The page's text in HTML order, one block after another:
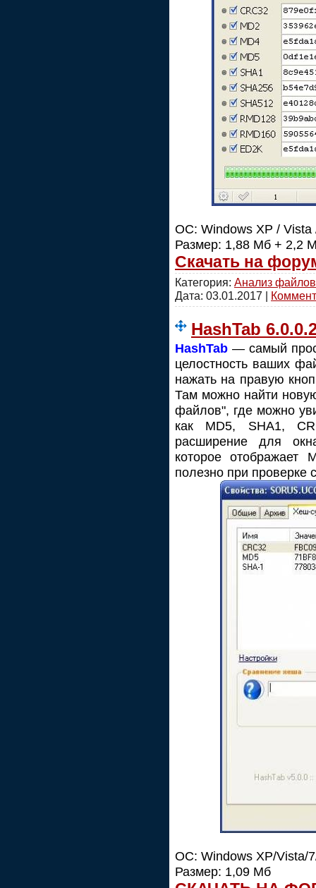
ОС: Windows XP / Vista
Размер: 1,88 Мб + 2,2
Скачать на
Категория: Анализ файлов
Дата: 03.01.2017 |
HashTab
HashTab — самый
целостность ваших
нажать на правую
Там можно найти
файлов", где можно
как MD5, SHA1,
расширение для
которое
полезно при проверке
ОС: Windows XP/Vista/
Размер: 1,09 Мб